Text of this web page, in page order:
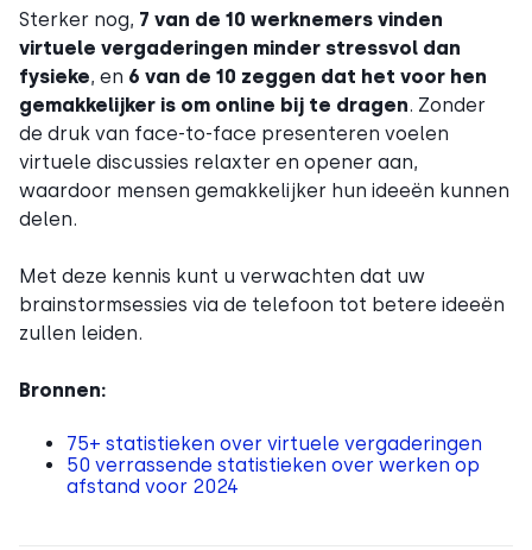
Sterker nog, 7 van de 10 werknemers vinden
virtuele vergaderingen minder stressvol dan
fysieke, en 6 van de 10 zeggen dat het voor hen
gemakkelijker is om online bij te dragen. Zonder
de druk van face-to-face presenteren voelen
virtuele discussies relaxter en opener aan,
waardoor mensen gemakkelijker hun ideeën kunnen
delen.
Met deze kennis kunt u verwachten dat uw
brainstormsessies via de telefoon tot betere ideeën
zullen leiden.
Bronnen:
75+ statistieken over virtuele vergaderingen
50 verrassende statistieken over werken op
afstand voor 2024